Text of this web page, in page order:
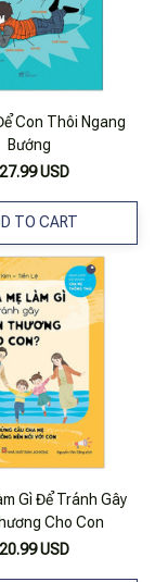
Con Thôi Ngang
Bướng
USD
TO CART
Gì Để Tránh Gây
Cho Con
USD